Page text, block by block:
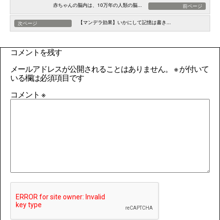
赤ちゃんの脳内は、10万年の人類の脳... 前ページ
次ページ 【マンデラ効果】いかにして記憶は書き...
コメントを残す
メールアドレスが公開されることはありません。 ※が付いて
いる欄は必須項目です
コメント ※